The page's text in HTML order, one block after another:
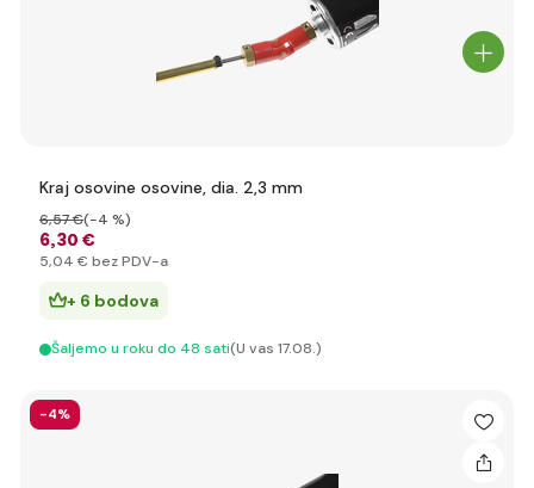
Kraj osovine osovine, dia. 2,3 mm
6,30 €
6,57 €(-4 %)
5,04 € bez PDV-a
+ 6 bodova
Šaljemo u roku do 48 sati(U vas 17.08.)
-4%